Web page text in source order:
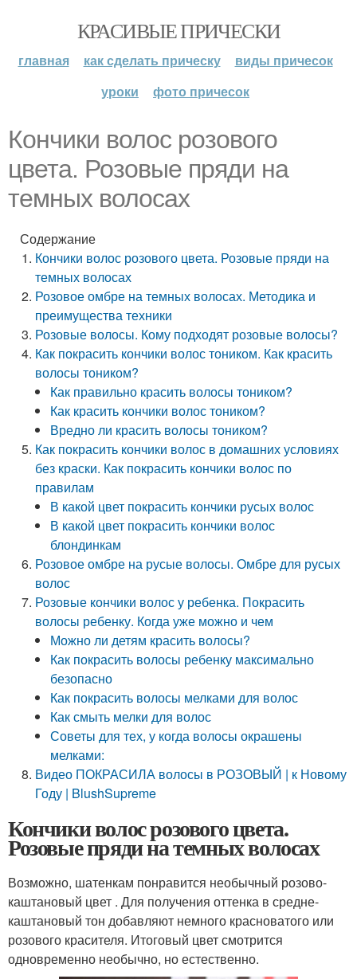
КРАСИВЫЕ ПРИЧЕСКИ
главная как сделать прическу
виды причесок
уроки
фото причесок
Кончики волос розового
цвета. Розовые пряди на
темных волосах
Содержание
Кончики волос розового цвета. Розовые пряди на
темных волосах
Розовое омбре на темных волосах. Методика и
преимущества техники
Розовые волосы. Кому подходят розовые волосы?
Как покрасить кончики волос тоником. Как красить
волосы тоником?
Как правильно красить волосы тоником?
Как красить кончики волос тоником?
Вредно ли красить волосы тоником?
Как покрасить кончики волос в домашних условиях
без краски. Как покрасить кончики волос по
правилам
В какой цвет покрасить кончики русых волос
В какой цвет покрасить кончики волос
блондинкам
Розовое омбре на русые волосы. Омбре для русых
волос
Розовые кончики волос у ребенка. Покрасить
волосы ребенку. Когда уже можно и чем
Можно ли детям красить волосы?
Как покрасить волосы ребенку максимально
безопасно
Как покрасить волосы мелками для волос
Как смыть мелки для волос
Советы для тех, у когда волосы окрашены
мелками:
Видео ПОКРАСИЛА волосы в РОЗОВЫЙ | к Новому
Году | BlushSupreme
Кончики волос розового цвета.
Розовые пряди на темных волосах
Возможно, шатенкам понравится необычный розово-
каштановый цвет . Для получения оттенка в средне-
каштановый тон добавляют немного красноватого или
розового красителя. Итоговый цвет смотрится
одновременно необычно, но естественно.